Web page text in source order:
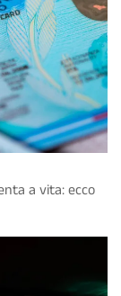
a vita: ecco